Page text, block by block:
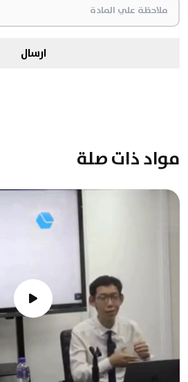
ارسال
مواد ذات صلة